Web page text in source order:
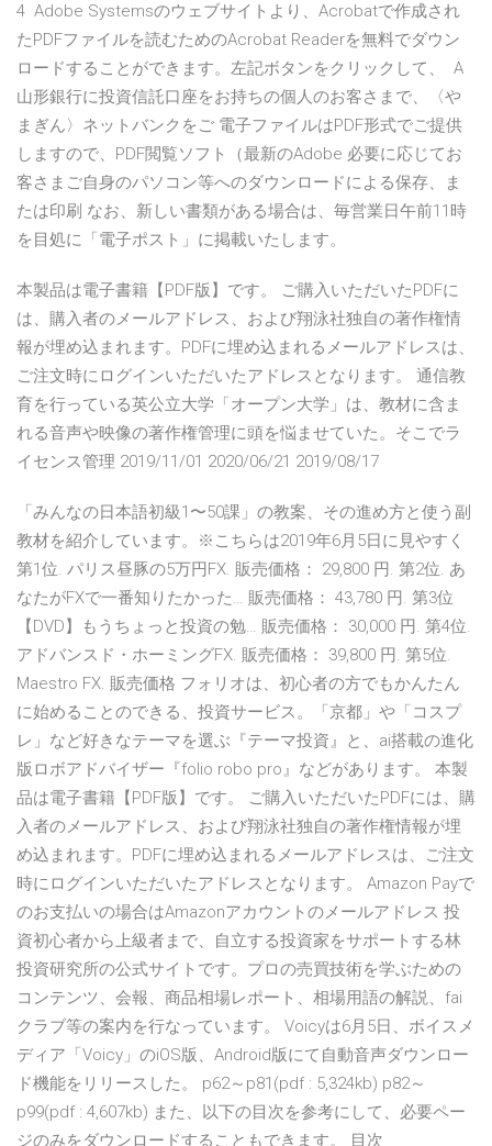
4 Adobe Systemsのウェブサイトより、Acrobatで作成され
たPDFファイルを読むためのAcrobat Readerを無料でダウン
ロードすることができます。左記ボタンをクリックして、 A
山形銀行に投資信託口座をお持ちの個人のお客さまで、〈や
まぎん〉ネットバンクをご 電子ファイルはPDF形式でご提供
しますので、PDF閲覧ソフト（最新のAdobe 必要に応じてお
客さまご自身のパソコン等へのダウンロードによる保存、ま
たは印刷 なお、新しい書類がある場合は、毎営業日午前11時
を目処に「電子ポスト」に掲載いたします。
本製品は電子書籍【PDF版】です。 ご購入いただいたPDFに
は、購入者のメールアドレス、および翔泳社独自の著作権情
報が埋め込まれます。PDFに埋め込まれるメールアドレスは、
ご注文時にログインいただいたアドレスとなります。 通信教
育を行っている英公立大学「オープン大学」は、教材に含ま
れる音声や映像の著作権管理に頭を悩ませていた。そこでラ
イセンス管理 2019/11/01 2020/06/21 2019/08/17
「みんなの日本語初級1〜50課」の教案、その進め方と使う副
教材を紹介しています。※こちらは2019年6月5日に見やすく
第1位. パリス昼豚の5万円FX. 販売価格： 29,800 円. 第2位. あ
なたがFXで一番知りたかった… 販売価格： 43,780 円. 第3位
【DVD】もうちょっと投資の勉… 販売価格： 30,000 円. 第4位.
アドバンスド・ホーミングFX. 販売価格： 39,800 円. 第5位.
Maestro FX. 販売価格 フォリオは、初心者の方でもかんたん
に始めることのできる、投資サービス。「京都」や「コスプ
レ」など好きなテーマを選ぶ『テーマ投資』と、ai搭載の進化
版ロボアドバイザー『folio robo pro』などがあります。 本製
品は電子書籍【PDF版】です。 ご購入いただいたPDFには、購
入者のメールアドレス、および翔泳社独自の著作権情報が埋
め込まれます。PDFに埋め込まれるメールアドレスは、ご注文
時にログインいただいたアドレスとなります。 Amazon Payで
のお支払いの場合はAmazonアカウントのメールアドレス 投
資初心者から上級者まで、自立する投資家をサポートする林
投資研究所の公式サイトです。プロの売買技術を学ぶための
コンテンツ、会報、商品相場レポート、相場用語の解説、fai
クラブ等の案内を行なっています。 Voicyは6月5日、ボイスメ
ディア「Voicy」のiOS版、Android版にて自動音声ダウンロー
ド機能をリリースした。 p62～p81(pdf : 5,324kb) p82～
p99(pdf : 4,607kb) また、以下の目次を参考にして、必要ペー
ジのみをダウンロードすることもできます。 目次